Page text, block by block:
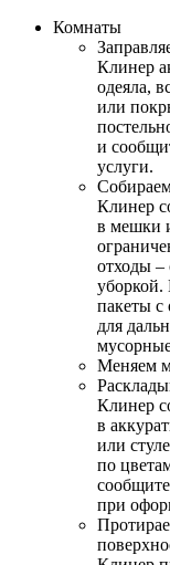
Комнаты
Клинер
одеяла,
или
и
услуги.
Клинер
в мешки
отходы –
уборкой.
пакеты с
для
Меняем
Клинер
в
или
по
при